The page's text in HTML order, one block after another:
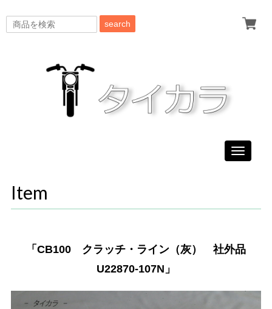
search
Toggle
Item
「CB100 クラッチ・ライン（灰） 社外品
U22870-107N」